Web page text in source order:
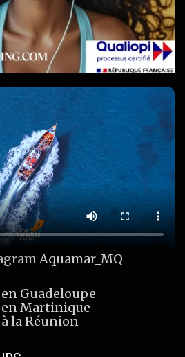
Aquamar_MQ
Guadeloupe
Martinique
la Réunion